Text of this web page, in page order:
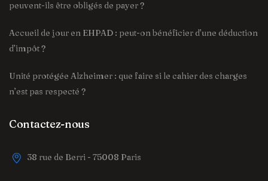
peuvent-ils être obligés de payer ?
Accueil de jour en EHPAD : peut-on bénéficier d’une déduction
d’impôt ?
Unité protégée Alzheimer : que faire si le cahier des charges
n’est pas respecté ?
Contactez-nous
38 rue de Berri - 75008 Paris